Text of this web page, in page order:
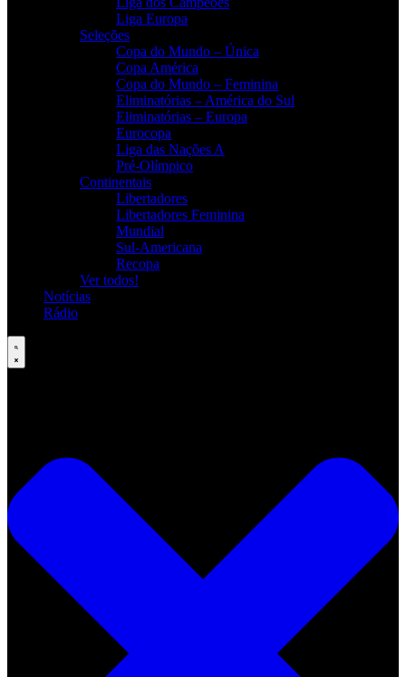
Liga Europa
Seleções
Copa do Mundo – Única
Copa América
Copa do Mundo – Feminina
Eliminatórias – América do Sul
Eliminatórias – Europa
Eurocopa
Liga das Nações A
Pré-Olímpico
Continentais
Libertadores
Libertadores Feminina
Mundial
Sul-Americana
Recopa
Ver todos!
Notícias
Rádio